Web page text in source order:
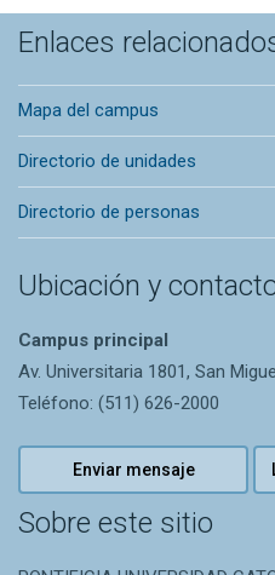
Enlaces
Mapa del campus
Directorio de unidades
Directorio de personas
Ubicación y
Campus principal
Av. Universitaria 1801, San
Teléfono: (511) 626-2000
Enviar mensaje
Sobre este sitio